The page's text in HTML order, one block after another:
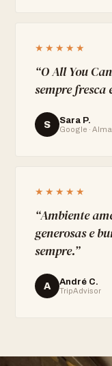
★★★★★
“O All You
sempre fresca
S Sara P.
Google ·
★★★★★
“Ambiente
generosas e
sempre.”
A André C.
TripAdvisor